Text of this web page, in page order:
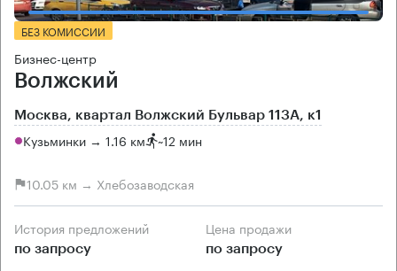
БЕЗ КОМИССИИ
Бизнес-центр
Волжский
Москва, квартал Волжский Бульвар 113А, к1
Кузьминки → 1.16 км ~12 мин
10.05 км → Хлебозаводская
История предложений
по запросу
Цена продажи
по запросу